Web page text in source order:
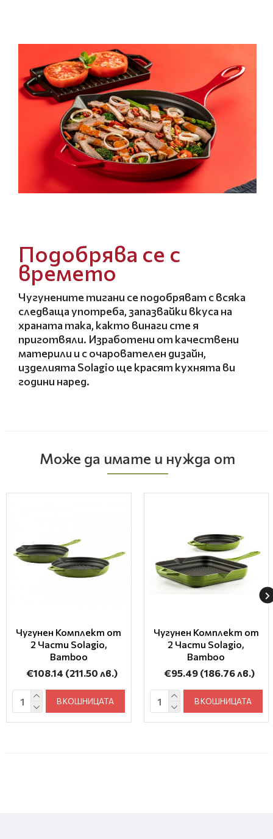
Може да имате и нужда от
Чугунен Комплект от
2 Части Solagio,
Bamboo
€108.14 (211.50 лв.)
В КОШНИЦАТА
Чугунен Комплект от
2 Части Solagio,
Bamboo
€95.49 (186.76 лв.)
В КОШНИЦАТА
Подобрява се с
времето
Чугунените тигани се подобряват с всяка
следваща употреба, запазвайки вкуса на
храната така, както винаги сте я
приготвяли. Изработени от качествени
материли и с очарователен дизайн,
изделията Solagio ще красят кухнята ви
години наред.